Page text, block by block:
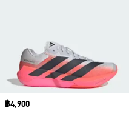
Price
฿4,900